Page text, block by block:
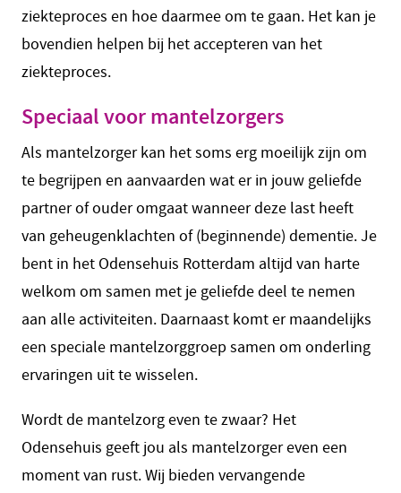
ziekteproces en hoe daarmee om te gaan. Het kan je
bovendien helpen bij het accepteren van het
ziekteproces.
Speciaal voor mantelzorgers
Als mantelzorger kan het soms erg moeilijk zijn om
te begrijpen en aanvaarden wat er in jouw geliefde
partner of ouder omgaat wanneer deze last heeft
van geheugenklachten of (beginnende) dementie. Je
bent in het Odensehuis Rotterdam altijd van harte
welkom om samen met je geliefde deel te nemen
aan alle activiteiten. Daarnaast komt er maandelijks
een speciale mantelzorggroep samen om onderling
ervaringen uit te wisselen.
Wordt de mantelzorg even te zwaar? Het
Odensehuis geeft jou als mantelzorger even een
moment van rust. Wij bieden vervangende